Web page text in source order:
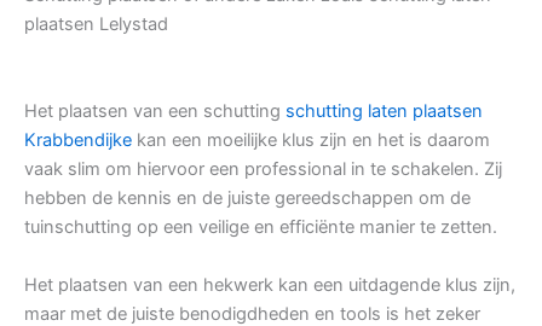
plaatsen Lelystad
Het plaatsen van een schutting schutting laten plaatsen
Krabbendijke kan een moeilijke klus zijn en het is daarom
vaak slim om hiervoor een professional in te schakelen. Zij
hebben de kennis en de juiste gereedschappen om de
tuinschutting op een veilige en efficiënte manier te zetten.
Het plaatsen van een hekwerk kan een uitdagende klus zijn,
maar met de juiste benodigdheden en tools is het zeker